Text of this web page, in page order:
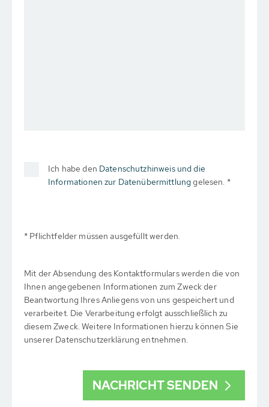
Ich habe den Datenschutzhinweis und die
Informationen zur Datenübermittlunggelesen. *
* Pflichtfelder müssen ausgefüllt werden.
Mit der Absendung des Kontaktformulars werden die von
Ihnen angegebenen Informationen zum Zweck der
Beantwortung Ihres Anliegens von uns gespeichert und
verarbeitet. Die Verarbeitung erfolgt ausschließlich zu
diesem Zweck. Weitere Informationen hierzu können Sie
unserer Datenschutzerklärung entnehmen.